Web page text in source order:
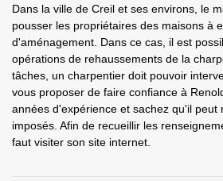
Dans la ville de Creil et ses environs, le
pousser les propriétaires des maisons à
d'aménagement. Dans ce cas, il est
opérations de rehaussements de la
tâches, un charpentier doit pouvoir
vous proposer de faire confiance à
années d'expérience et sachez qu'il peut
imposés. Afin de recueillir les
faut visiter son site internet.